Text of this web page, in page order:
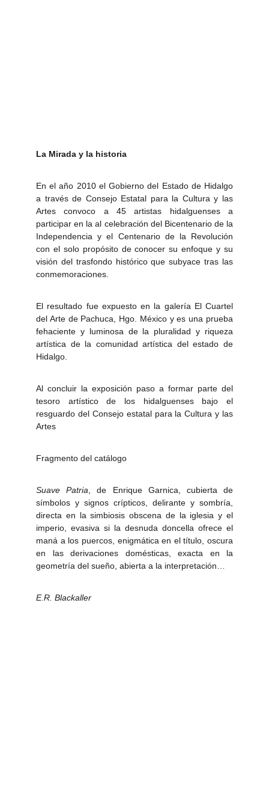
La Mirada y la historia
En el año 2010 el Gobierno del Estado de Hidalgo
a través de Consejo Estatal para la Cultura y las
Artes convoco a 45 artistas hidalguenses a
participar en la al celebración del Bicentenario de la
Independencia y el Centenario de la Revolución
con el solo propósito de conocer su enfoque y su
visión del trasfondo histórico que subyace tras las
conmemoraciones.
El resultado fue expuesto en la galería El Cuartel
del Arte de Pachuca, Hgo. México y es una prueba
fehaciente y luminosa de la pluralidad y riqueza
artística de la comunidad artística del estado de
Hidalgo.
Al concluir la exposición paso a formar parte del
tesoro artístico de los hidalguenses bajo el
resguardo del Consejo estatal para la Cultura y las
Artes
Fragmento del catálogo
Suave Patria , de Enrique Garnica, cubierta de
símbolos y signos crípticos, delirante y sombría,
directa en la simbiosis obscena de la iglesia y el
imperio, evasiva si la desnuda doncella ofrece el
maná a los puercos, enigmática en el título, oscura
en las derivaciones domésticas, exacta en la
geometría del sueño, abierta a la interpretación…
E.R. Blackaller